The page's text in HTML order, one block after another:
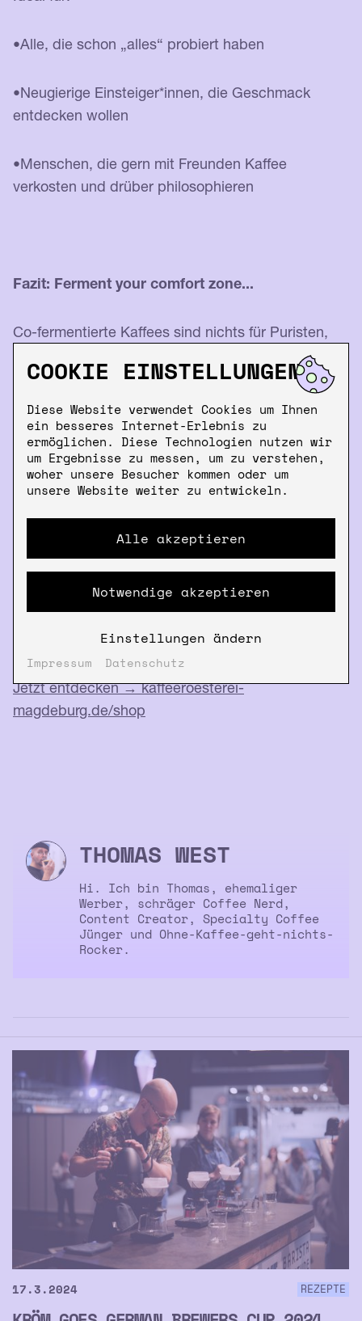
COOKIE EINSTELLUNGEN
Diese Website verwendet Cookies um Ihnen
ein besseres Internet-Erlebnis zu
ermöglichen. Diese Technologien nutzen wir
um Ergebnisse zu messen, um zu verstehen,
woher unsere Besucher kommen oder um
unsere Website weiter zu entwickeln.
Alle akzeptieren
Notwendige akzeptieren
Einstellungen ändern
Impressum Datenschutz
•Alle, die schon „alles“ probiert haben
•Neugierige Einsteiger*innen, die Geschmack
entdecken wollen
•Menschen, die gern mit Freunden Kaffee
verkosten und drüber philosophieren
Fazit: Ferment your comfort zone...
Co-fermentierte Kaffees sind nichts für Puristen,
Sie zeigen, dass Specialty Coffee nicht nur
Handwerk, sondern auchKunst und
Wissenschaftist.
Lust bekommen?
Dann probier unsere aktuellenco-fermentierten
Kaffee im Shop. Aromatisch, wild und garantiert
Jetzt entdecken → kaffeeroesterei-
magdeburg.de/shop
THOMAS WEST
Hi. Ich bin Thomas, ehemaliger
Werber, schräger Coffee Nerd,
Content Creator, Specialty Coffee
Jünger und Ohne-Kaffee-geht-nichts-
Rocker.
17.3.2024 REZEPTE